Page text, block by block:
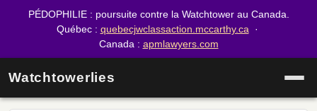
PÉDOPHILIE : poursuite contre la Watchtower au Canada.
Québec : quebecjwclassaction.mccarthy.ca ·
Canada : apmlawyers.com
Watchtowerlies